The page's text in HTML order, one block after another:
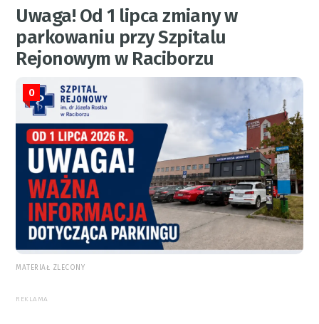
Uwaga! Od 1 lipca zmiany w
parkowaniu przy Szpitalu
Rejonowym w Raciborzu
0
MATERIAŁ ZLECONY
REKLAMA